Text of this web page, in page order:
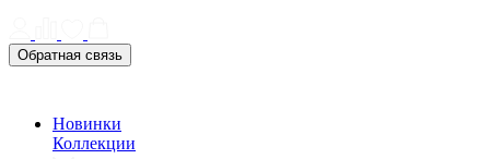
Обратная связь
Новинки
Коллекции